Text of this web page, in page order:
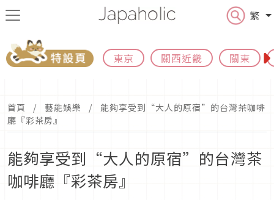
繁
東京 關西近畿 關東
首頁 藝能娛樂
能夠享受到“大人的原宿”的台灣茶咖啡
廳『彩茶房』
能夠享受到“大人的原宿”的台灣茶
咖啡廳『彩茶房』